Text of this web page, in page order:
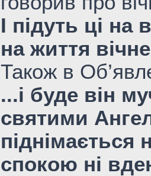
І підуть ці
на життя
Також в
...і буде він
святими
піднімається
спокою ні